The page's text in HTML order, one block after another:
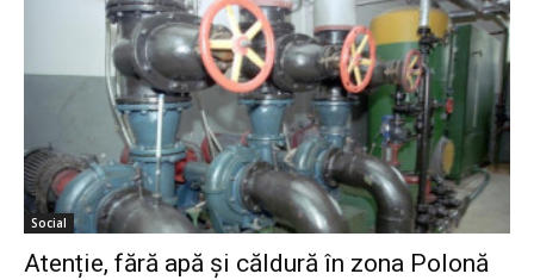
Social
Atenție, fără apă și căldură în zona Polonă